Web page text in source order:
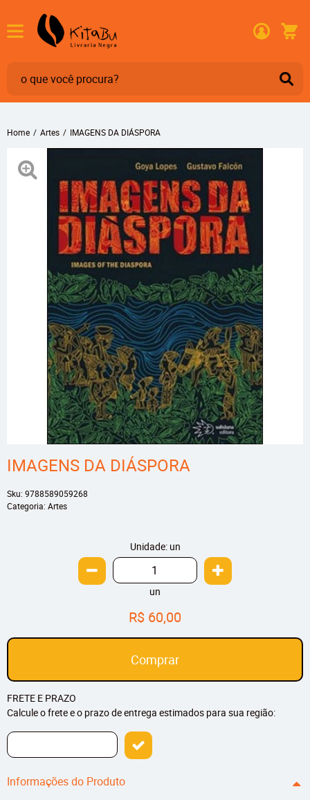
Home Artes IMAGENS DA DIÁSPORA
IMAGENS DA DIÁSPORA
Sku: 9788589059268
Categoria: Artes
Unidade: un
un
R$ 60,00
Comprar
FRETE E PRAZO
Calcule o frete e o prazo de entrega estimados para sua região:
Informações do Produto